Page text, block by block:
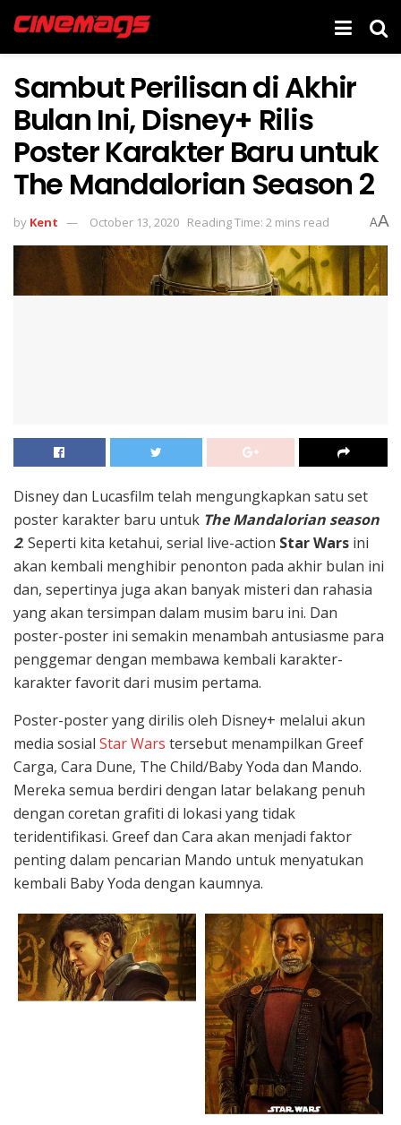
Sambut Perilisan di Akhir
Bulan Ini, Disney+ Rilis
Poster Karakter Baru untuk
The Mandalorian Season 2
by Kent October 13, 2020 Reading Time: 2 mins read AA
Disney dan Lucasfilm telah mengungkapkan satu set
poster karakter baru untuk The Mandalorian season
2. Seperti kita ketahui, serial live-action Star Wars ini
akan kembali menghibir penonton pada akhir bulan ini
dan, sepertinya juga akan banyak misteri dan rahasia
yang akan tersimpan dalam musim baru ini. Dan
poster-poster ini semakin menambah antusiasme para
penggemar dengan membawa kembali karakter-
karakter favorit dari musim pertama.
Poster-poster yang dirilis oleh Disney+ melalui akun
media sosial Star Wars tersebut menampilkan Greef
Carga, Cara Dune, The Child/Baby Yoda dan Mando.
Mereka semua berdiri dengan latar belakang penuh
dengan coretan grafiti di lokasi yang tidak
teridentifikasi. Greef dan Cara akan menjadi faktor
penting dalam pencarian Mando untuk menyatukan
kembali Baby Yoda dengan kaumnya.